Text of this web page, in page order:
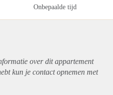
Onbepaalde tijd
over ditappartement
kun je contact opnemen met